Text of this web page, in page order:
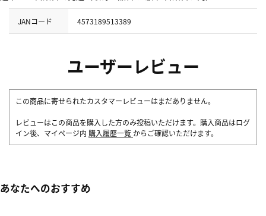
JANコード 4573189513389
ユーザーレビュー
この商品に寄せられたカスタマーレビューはまだありません。
レビューはこの商品を購入した方のみ投稿いただけます。購入商品はログ
イン後、マイページ内 購入履歴一覧 からご確認いただけます。
あなたへのおすすめ